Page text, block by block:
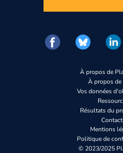
À propos de
À propos
Vos données
Résultats du
Mentions
Politique de
© 2023/2025